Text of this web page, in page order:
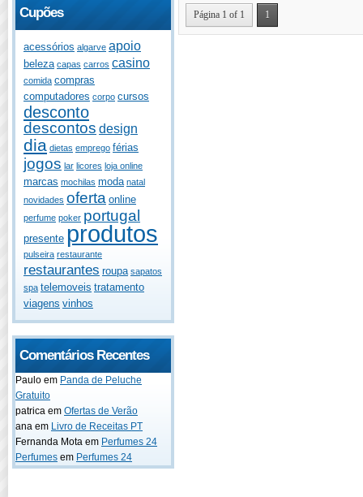
Cupões
acessórios algarve apoio
beleza capas carros casino
comida compras
computadores corpo cursos
desconto
descontos design
dia dietas emprego férias
jogos lar licores loja online
marcas mochilas moda natal
novidades oferta online
perfume poker portugal
presente produtos
pulseira restaurante
restaurantes roupa sapatos
spa telemoveis tratamento
viagens vinhos
Comentários Recentes
Paulo em Panda de Peluche
Gratuito
patrica em Ofertas de Verão
ana em Livro de Receitas PT
Fernanda Mota em Perfumes 24
Perfumes em Perfumes 24
Página 1 of 1 1